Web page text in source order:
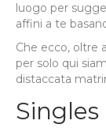
luogo per
affini a te
Che ecco, oltre
per solo qui
distaccata
Singles